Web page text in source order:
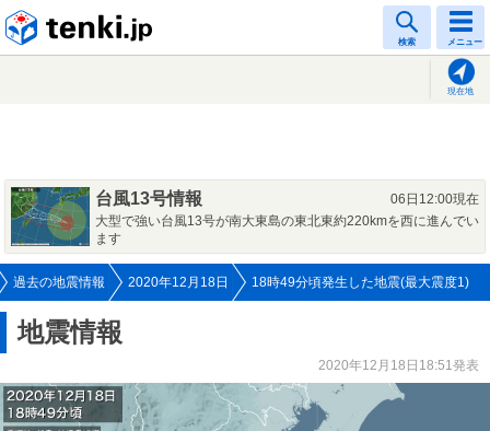
検索 メニュー
現在地
台風13号情報
06日12:00現在
大型で強い台風13号が南大東島の東北東約220kmを西に進んでい
ます
過去の地震情報 2020年12月18日 18時49分頃発生した地震(最大震度1)
地震情報
2020年12月18日18:51発表